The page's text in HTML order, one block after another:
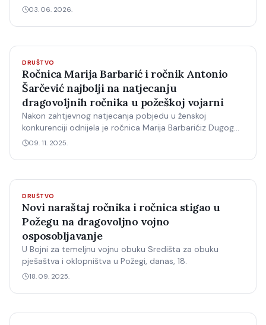
03. 06. 2026.
DRUŠTVO
Ročnica Marija Barbarić i ročnik Antonio
Šarčević najbolji na natjecanju
dragovoljnih ročnika u požeškoj vojarni
Nakon zahtjevnog natjecanja pobjedu u ženskoj
konkurenciji odnijela je ročnica Marija Barbarićiz Dugog
Sela, a u muškoj ročnik Antonio Šarčević iz
09. 11. 2025.
DRUŠTVO
Novi naraštaj ročnika i ročnica stigao u
Požegu na dragovoljno vojno
osposobljavanje
U Bojni za temeljnu vojnu obuku Središta za obuku
pješaštva i oklopništva u Požegi, danas, 18.
18. 09. 2025.